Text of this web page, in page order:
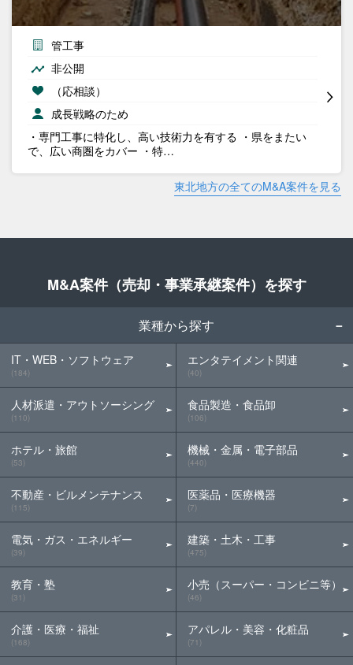
管工事
非公開
（応相談）
成長戦略のため
・専門工事に特化し、高い技術力を有する ・県をまたい
で、広い商圏をカバー ・特…
東北地方の全てのM&A案件を見る
M&A案件（売却・事業承継案件）を探す
業種から探す
IT・WEB・ソフトウェア
(184)
人材派遣・アウトソーシング
(110)
ホテル・旅館
(53)
不動産・ビルメンテナンス
(115)
電気・ガス・エネルギー
(39)
教育・塾
(31)
介護・医療・福祉
(168)
エンタテイメント関連
(40)
食品製造・食品卸
(106)
機械・金属・電子部品
(440)
医薬品・医療機器
(7)
建築・土木・工事
(475)
小売（スーパー・コンビニ等）
(46)
アパレル・美容・化粧品
(71)